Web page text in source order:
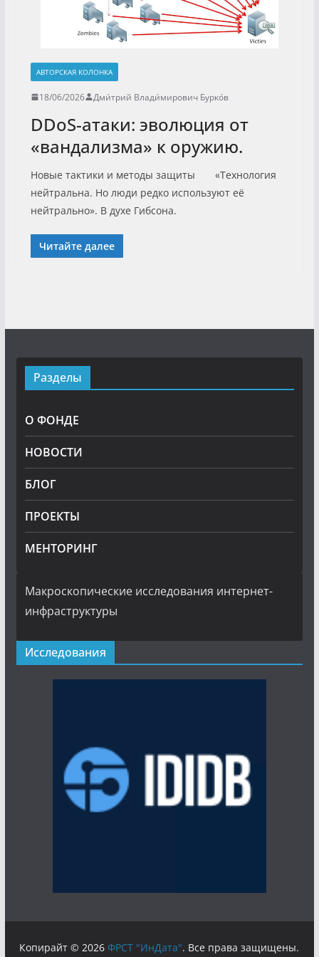
АВТОРСКАЯ КОЛОНКА
18/06/2026 Дми́трий Влади́мирович Бурко́в
DDoS-атаки: эволюция от
«вандализма» к оружию.
Новые тактики и методы защиты «Технология
нейтральна. Но люди редко используют её
нейтрально». В духе Гибсона.
Читайте далее
Разделы
О ФОНДЕ
НОВОСТИ
БЛОГ
ПРОЕКТЫ
МЕНТОРИНГ
Макроскопические исследования интернет-
инфраструктуры
Исследования
Копирайт © 2026ФРСТ "ИнДата". Все права защищены.